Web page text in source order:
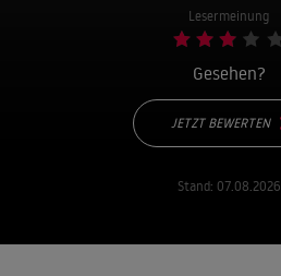
Lesermeinung
Gesehen?
JETZT BEWERTEN
Stand: 07.08.2026